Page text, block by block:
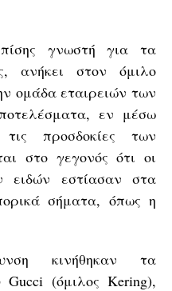
γνωστή για τα
ανήκει στον όμιλο
ομάδα εταιρειών των
εν μέσω
προσδοκίες των
στο γεγονός ότι οι
ειδών εστίασαν στα
σήματα, όπως η
κινήθηκαν τα
(όμιλος Kering),